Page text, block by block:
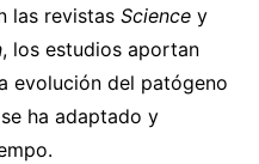
las revistas Sciencey
, los estudios aportan
evolución del patógeno
ha adaptado y